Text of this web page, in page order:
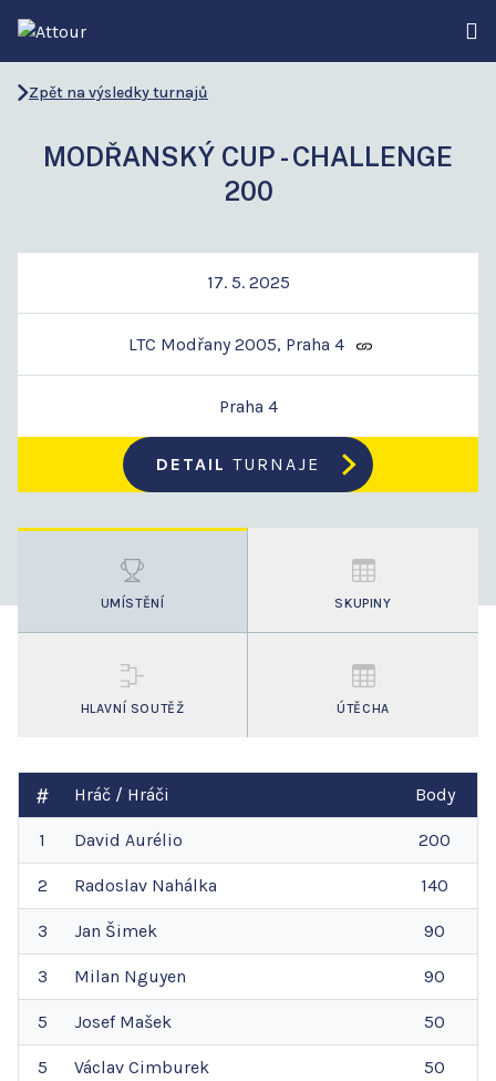
Zpět na výsledky turnajů
MODŘANSKÝ CUP - CHALLENGE
200
17. 5. 2025
LTC Modřany 2005, Praha 4
Praha 4
DETAIL TURNAJE
UMÍSTĚNÍ SKUPINY
HLAVNÍ SOUTĚŽ ÚTĚCHA
Hráč / Hráči Body
1 David Aurélio 200
2 Radoslav Nahálka 140
3 Jan Šimek 90
3 Milan Nguyen 90
5 Josef Mašek 50
5 Václav Cimburek 50